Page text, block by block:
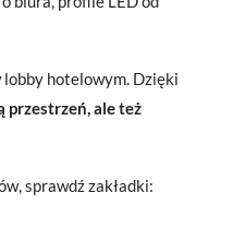
hotelowym. Dzięki
przestrzeń, ale też
sprawdź zakładki: